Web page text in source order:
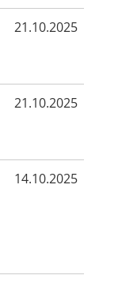
21.10.2025
21.10.2025
14.10.2025